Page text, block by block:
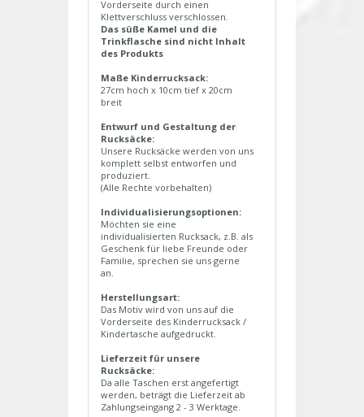
Vorderseite durch einen
Klettverschluss verschlossen.
Das süße Kamel und die
Trinkflasche sind nicht Inhalt
des Produkts
Maße Kinderrucksack:
27cm hoch x 10cm tief x 20cm
breit
Entwurf und Gestaltung der
Rucksäcke:
Unsere Rucksäcke werden von uns
komplett selbst entworfen und
produziert.
(Alle Rechte vorbehalten)
Individualisierungsoptionen:
Möchten sie eine
individualisierten Rucksack, z.B. als
Geschenk für liebe Freunde oder
Familie, sprechen sie uns gerne
an.
Herstellungsart:
Das Motiv wird von uns auf die
Vorderseite des Kinderrucksack /
Kindertasche aufgedruckt.
Lieferzeit für unsere
Rucksäcke:
Da alle Taschen erst angefertigt
werden, beträgt die Lieferzeit ab
Zahlungseingang 2 - 3 Werktage.